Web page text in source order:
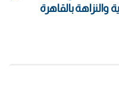
والنزاهة بالقاهرة